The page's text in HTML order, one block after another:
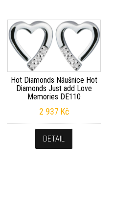
Hot Diamonds Náušnice Hot
Diamonds Just add Love
Memories DE110
2 937 Kč
DETAIL